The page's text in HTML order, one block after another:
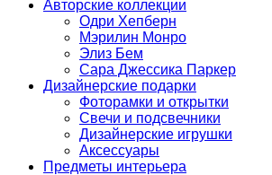
Авторские коллекции
Одри Хепберн
Мэрилин Монро
Элиз Бем
Сара Джессика Паркер
Дизайнерские подарки
Фоторамки и открытки
Свечи и подсвечники
Дизайнерские игрушки
Аксессуары
Предметы интерьера